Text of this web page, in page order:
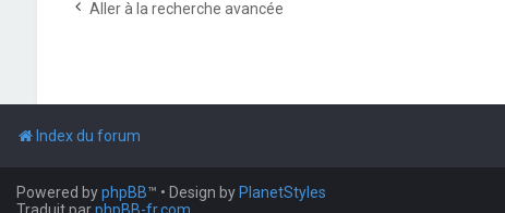
Aller à la recherche avancée
Index du forum
Powered byphpBB™ • Design by PlanetStyles